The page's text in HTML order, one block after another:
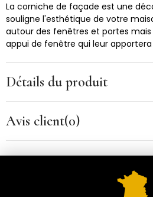
La corniche de façade est une
souligne l'esthétique de votre
autour des fenêtres et portes mais
appui de fenêtre qui leur
Détails du produit
Avis client(0)